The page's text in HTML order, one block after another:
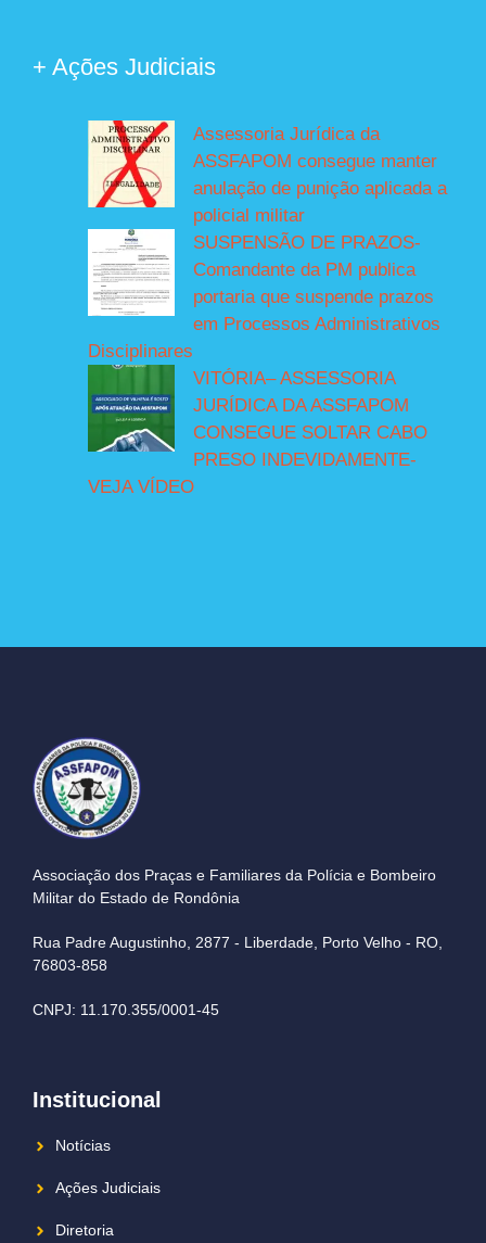
+ Ações Judiciais
Assessoria Jurídica da
ASSFAPOM consegue manter
anulação de punição aplicada a
policial militar
SUSPENSÃO DE PRAZOS-
Comandante da PM publica
portaria que suspende prazos
em Processos Administrativos
Disciplinares
VITÓRIA– ASSESSORIA
JURÍDICA DA ASSFAPOM
CONSEGUE SOLTAR CABO
PRESO INDEVIDAMENTE-
VEJA VÍDEO
Associação dos Praças e Familiares da Polícia e Bombeiro
Militar do Estado de Rondônia
Rua Padre Augustinho, 2877 - Liberdade, Porto Velho - RO,
76803-858
CNPJ: 11.170.355/0001-45
Institucional
Notícias
Ações Judiciais
Diretoria